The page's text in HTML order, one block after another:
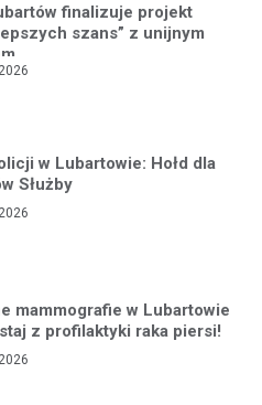
finalizuje projekt
szans” z unijnym
w Lubartowie: Hołd dla
Służby
mammografie w Lubartowie
z profilaktyki raka piersi!